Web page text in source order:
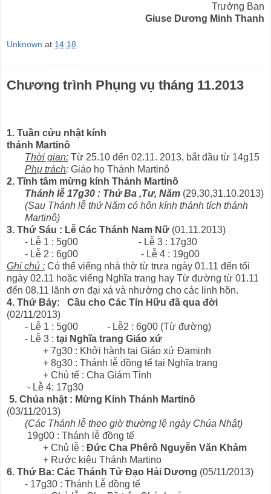
Trưởng Ban
Giuse Dương Minh Thanh
Unknown at 14:18
Chương trình Phụng vụ tháng 11.2013
1. Tuần cửu nhật kính
thánh Martinô
Thời gian: Từ 25.10 đến 02.11. 2013, bắt đầu từ 14g15
Phụ trách: Giáo họ Thánh Martinô
2. Tĩnh tâm mừng kính Thánh Martinô
Thánh lễ 17g30 : Thứ Ba ,Tư, Năm (29,30,31.10.2013)
(Sau Thánh lễ thứ Năm có hôn kính thánh tích thánh
Martinô)
3. Thứ Sáu : Lễ Các Thánh Nam Nữ (01.11.2013)
- Lễ 1 : 5g00 - Lễ 3 : 17g30
- Lễ 2 : 6g00 - Lễ 4 : 19g00
Ghi chú : Có thể viếng nhà thờ từ trưa ngày 01.11 đến tối
ngày 02.11 hoặc viếng Nghĩa trang hay Từ đường từ 01.11
đến 08.11 lãnh ơn đại xá và nhường cho các linh hồn.
4. Thứ Bảy: Cầu cho Các Tín Hữu đã qua đời
(02/11/2013)
- Lễ 1 : 5g00 - Lễ2 : 6g00 (Từ đường)
- Lễ 3 : tại Nghĩa trang Giáo xứ
+ 7g30 : Khởi hành tại Giáo xứ Đaminh
+ 8g30 : Thánh lễ đồng tế tại Nghĩa trang
+ Chủ tế : Cha Giám Tỉnh
- Lễ 4: 17g30
5. Chúa nhật : Mừng Kính Thánh Martinô
(03/11/2013)
(Các Thánh lễ theo giờ thường lệ ngày Chúa Nhật)
19g00 : Thánh lễ đồng tế
+ Chủ lễ : Đức Cha Phêrô Nguyễn Văn Khảm
+ Rước kiệu Thánh Martino
6. Thứ Ba: Các Thánh Tử Đạo Hải Dương (05/11/2013)
- 17g30 : Thánh Lễ đồng tế